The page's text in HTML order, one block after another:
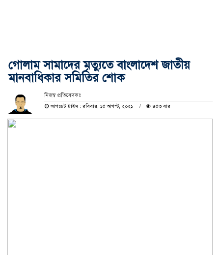
গোলাম সামাদের মৃত্যুতে বাংলাদেশ জাতীয়
মানবাধিকার সমিতির শোক
নিজস্ব প্রতিবেদকঃ
আপডেট টাইম : রবিবার, ১৫ আগস্ট, ২০২১
৪৫৩ বার